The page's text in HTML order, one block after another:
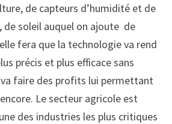
de capteurs d’humidité et de
de soleil auquel on ajoute de
fera que la technologie va rend
précis et plus efficace sans
faire des profits lui permettant
Le secteur agricole est
des industries les plus critiques